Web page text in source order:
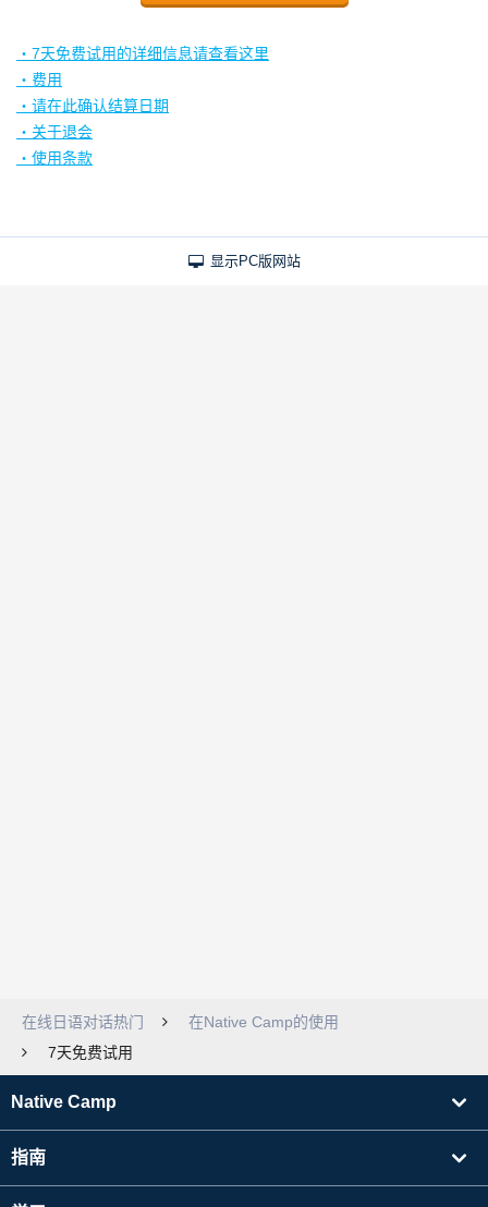
・7天免费试用的详细信息请查看这里
・费用
・请在此确认结算日期
・关于退会
・使用条款
显示PC版网站
在线日语对话热门
在Native Camp的使用
7天免费试用
Native Camp
指南